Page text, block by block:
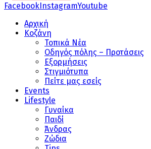
FacebookInstagramYoutube
Αρχική
Κοζάνη
Τοπικά Νέα
Οδηγός πόλης – Προτάσεις
Εξορμήσεις
Στιγμιότυπα
Πείτε μας εσείς
Events
Lifestyle
Γυναίκα
Παιδί
Άνδρας
Ζώδια